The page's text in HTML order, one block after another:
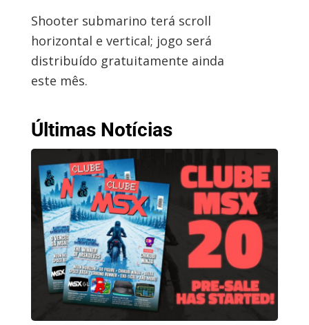
Shooter submarino terá scroll
horizontal e vertical; jogo será
distribuído gratuitamente ainda
este mês.
Últimas Notícias